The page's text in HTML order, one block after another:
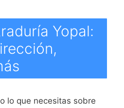
Yopal:
lo que necesitas sobre